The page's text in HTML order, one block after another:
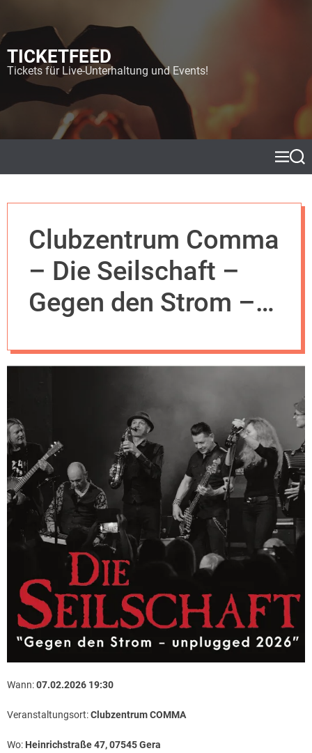
o
n
TICKETFEED
Tickets für Live-Unterhaltung und Events!
M
e
S
e
Clubzentrum Comma
– Die Seilschaft –
Gegen den Strom –
07.02.2026 Gera
Wann:07.02.2026 19:30
Veranstaltungsort:Clubzentrum COMMA
Wo: Heinrichstraße 47, 07545 Gera